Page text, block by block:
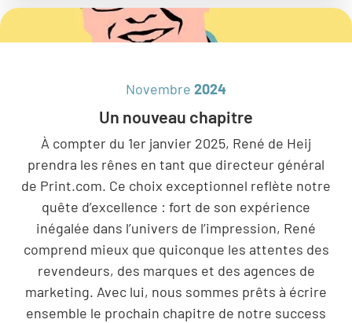
Novembre 2024
Un nouveau chapitre
À compter du 1er janvier 2025, René de Heij
prendra les rênes en tant que directeur général
de Print.com. Ce choix exceptionnel reflète notre
quête d’excellence : fort de son expérience
inégalée dans l’univers de l’impression, René
comprend mieux que quiconque les attentes des
revendeurs, des marques et des agences de
marketing. Avec lui, nous sommes prêts à écrire
ensemble le prochain chapitre de notre success